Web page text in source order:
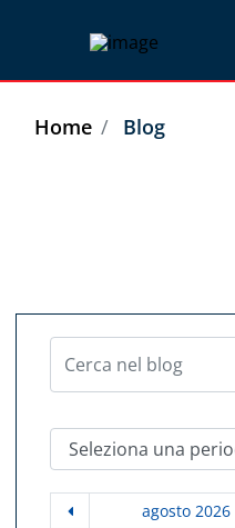
Home Blog
Seleziona una periodo
agosto 2026